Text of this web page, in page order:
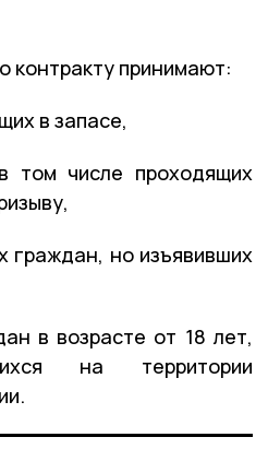
контракту принимают:
в запасе,
том числе проходящих
граждан, но изъявивших
в возрасте от 18 лет,
на территории